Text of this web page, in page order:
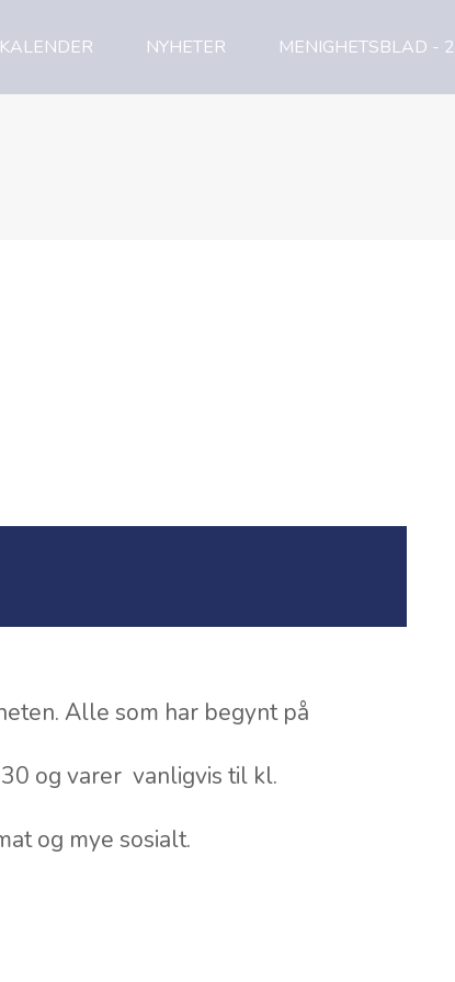
KALENDER NYHETER MENIGHETSBLAD - 2
Alle som har begynt på
og varer vanligvis til kl.
og mye sosialt.